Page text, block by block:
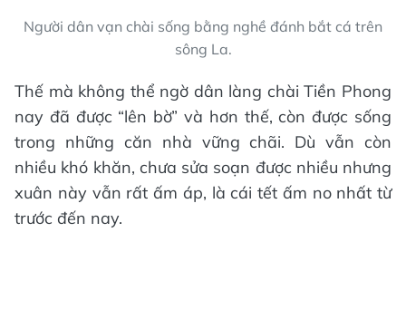
Người dân vạn chài sống bằng nghề đánh bắt cá trên
sông La.
Thế mà không thể ngờ dân làng chài Tiền Phong
nay đã được “lên bờ” và hơn thế, còn được sống
trong những căn nhà vững chãi. Dù vẫn còn
nhiều khó khăn, chưa sửa soạn được nhiều nhưng
xuân này vẫn rất ấm áp, là cái tết ấm no nhất từ
trước đến nay.